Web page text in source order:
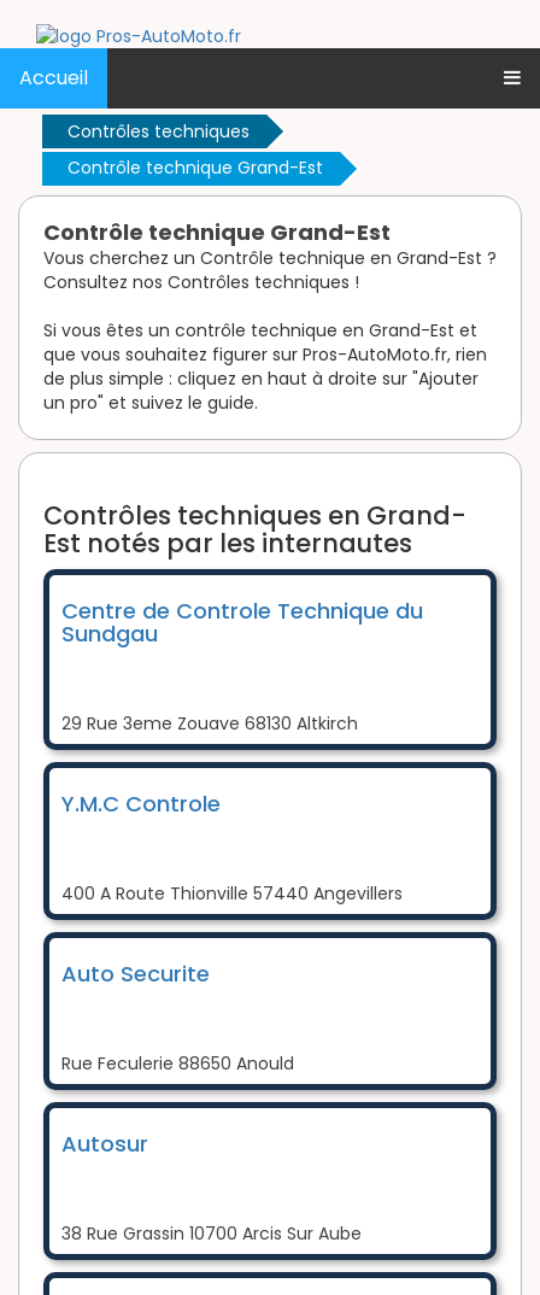
Accueil
Contrôles techniques
Contrôle technique Grand-Est
Contrôle technique Grand-Est
Vous cherchez un Contrôle technique en Grand-Est ?
Consultez nos Contrôles techniques !
Si vous êtes un contrôle technique en Grand-Est et
que vous souhaitez figurer sur Pros-AutoMoto.fr, rien
de plus simple : cliquez en haut à droite sur "Ajouter
un pro" et suivez le guide.
Contrôles techniques en Grand-
Est notés par les internautes
Centre de Controle Technique du
Sundgau
29 Rue 3eme Zouave 68130 Altkirch
Y.M.C Controle
400 A Route Thionville 57440 Angevillers
Auto Securite
Rue Feculerie 88650 Anould
Autosur
38 Rue Grassin 10700 Arcis Sur Aube